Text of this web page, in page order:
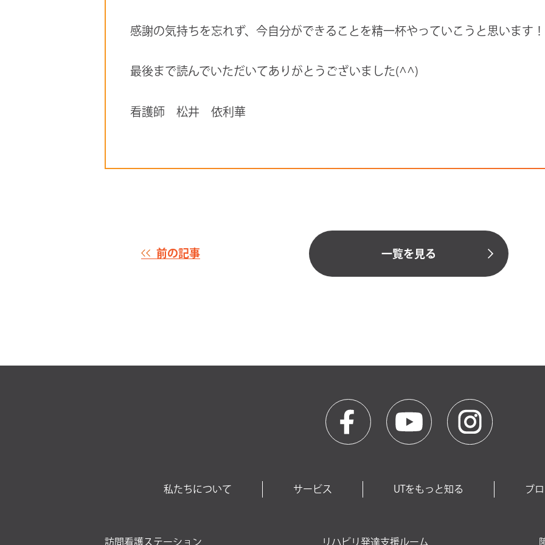
感謝の気持ちを忘れず、今自分ができることを精一杯やっていこうと思います！
最後まで読んでいただいてありがとうございました(^^)
看護師 松井 依利華
前の記事 一覧を見る
私たちについて サービス UTをもっと知る ブ
訪問看護ステーション リハビリ発達支援ルーム